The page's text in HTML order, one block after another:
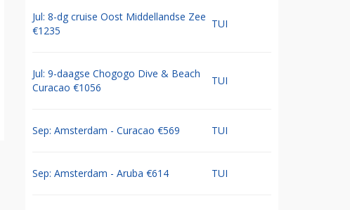
Jul: 8-dg cruise Oost Middellandse Zee
€1235
TUI
Jul: 9-daagse Chogogo Dive & Beach
Curacao €1056
TUI
Sep: Amsterdam - Curacao €569 TUI
Sep: Amsterdam - Aruba €614 TUI